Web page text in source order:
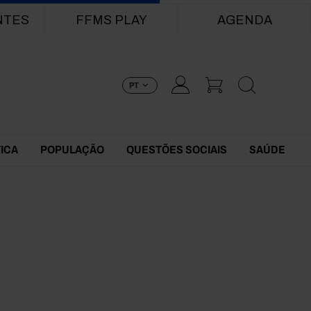
FFMS PLAY AGENDA
PT
POPULAÇÃO QUESTÕES SOCIAIS SAÚDE